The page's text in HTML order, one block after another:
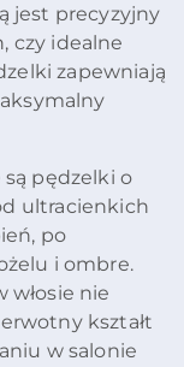
jest precyzyjny
czy idealne
zapewniają
pędzelki o
ultracienkich
po
i ombre.
włosie nie
kształt
w salonie